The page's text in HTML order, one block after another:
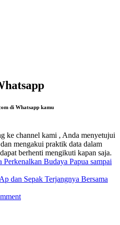
di Whatsapp kamu
ke channel kami , Anda menyetujui
mengakui praktik data dalam
berhenti mengikuti kapan saja.
Perkenalkan Budaya Papua sampai
dan Sepak Terjangnya Bersama